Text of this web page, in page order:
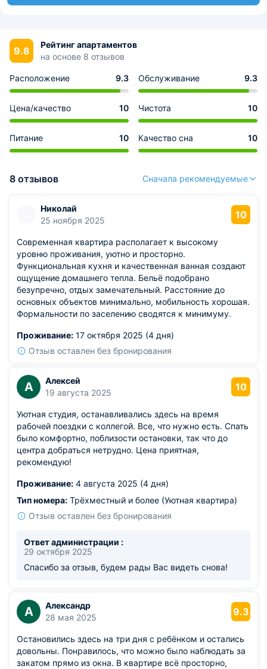
9.8
Рейтинг апартаментов
на основе 8 отзывов
Расположение 9.3 Обслуживание 9.3
Цена/качество 10 Чистота 10
Питание 10 Качество сна 10
8 отзывов Сначала рекомендуемые
Николай
25 ноября 2025
10
Современная квартира располагает к высокому
уровню проживания, уютно и просторно.
Функциональная кухня и качественная ванная создают
ощущение домашнего тепла. Бельё подобрано
безупречно, отдых замечательный. Расстояние до
основных объектов минимально, мобильность хорошая.
Формальности по заселению сводятся к минимуму.
Проживание: 17 октября 2025 (4 дня)
Отзыв оставлен без бронирования
А
Алексей
19 августа 2025
10
Уютная студия, останавливались здесь на время
рабочей поездки с коллегой. Все, что нужно есть. Спать
было комфортно, поблизости остановки, так что до
центра добраться нетрудно. Цена приятная,
рекомендую!
Проживание: 4 августа 2025 (4 дня)
Тип номера: Трёхместный и более (Уютная квартира)
Отзыв оставлен без бронирования
Ответ администрации :
29 октября 2025
Спасибо за отзыв, будем рады Вас видеть снова!
А
Александр
28 мая 2025
9.3
Остановились здесь на три дня с ребёнком и остались
довольны. Понравилось, что можно было наблюдать за
закатом прямо из окна. В квартире всё просторно,